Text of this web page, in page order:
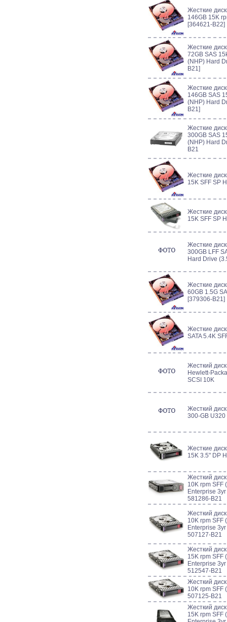
Жесткие
146GB 15K
[364621-B22]
Жесткие
72GB SAS
(NHP) Hard
B21]
Жесткие
146GB SAS
(NHP) Hard
B21]
Жесткие
300GB SAS
(NHP) Hard
B21
Жесткие
15K SFF SP
Жесткие
15K SFF SP
Жесткие
300GB LFF
Hard Drive
Жесткие
60GB 1.5G
[379306-B21]
Жесткие
SATA 5.4K
Жесткий
Hewlett-
SCSI 10K
Жесткий
300-GB U320
Жесткие
15K 3.5" DP
Жесткий
10K rpm SFF
Enterprise
581286-B21
Жесткий
10K rpm SFF
Enterprise
507127-B21
Жесткий
15K rpm SFF
Enterprise
512547-B21
Жесткий
10K rpm SFF
507125-B21
Жесткий
15K rpm SFF